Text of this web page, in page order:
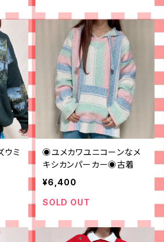
ウミ
◉ユメカワユニコーンなメ
キシカンパーカー◉古着
¥6,400
SOLD OUT